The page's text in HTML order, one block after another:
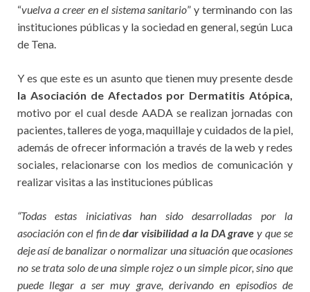
“vuelva a creer en el sistema sanitario” y terminando con las
instituciones públicas y la sociedad en general, según Luca
de Tena.
Y es que este es un asunto que tienen muy presente desde
la Asociación de Afectados por Dermatitis Atópica,
motivo por el cual desde AADA se realizan jornadas con
pacientes, talleres de yoga, maquillaje y cuidados de la piel,
además de ofrecer información a través de la web y redes
sociales, relacionarse con los medios de comunicación y
realizar visitas a las instituciones públicas
“Todas estas iniciativas han sido desarrolladas por la
asociación con el fin dedar visibilidad a la DA grave y que se
deje así de banalizar o normalizar una situación que ocasiones
no se trata solo de una simple rojez o un simple picor, sino que
puede llegar a ser muy grave, derivando en episodios de